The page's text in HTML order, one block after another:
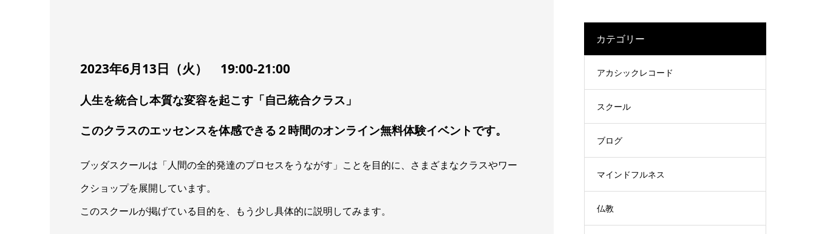
2023年6月13日（火） 19:00-21:00
人生を統合し本質な変容を起こす「自己統合クラス」
このクラスのエッセンスを体感できる２時間のオンライン無料体験イベントです。
ブッダスクールは「人間の全的発達のプロセスをうながす」ことを目的に、さまざまなクラスやワー
クショップを展開しています。
このスクールが掲げている目的を、もう少し具体的に説明してみます。
カテゴリー
アカシックレコード
スクール
ブログ
マインドフルネス
仏教